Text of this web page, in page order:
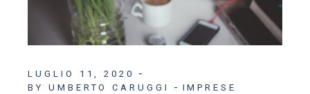
LUGLIO 11, 2020
BY UMBERTO CARUGGI
IMPRESE